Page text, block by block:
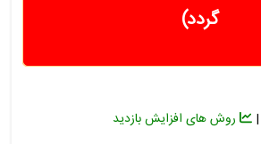
گردد)
روش های افزایش بازدید